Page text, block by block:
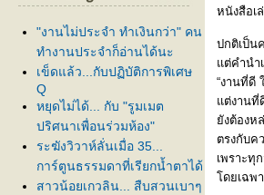
"งานไม่ประจำ ทำเงินกว่า" คน
ทำงานประจำก็อ่านได้นะ
เข็ดแล้ว...กับปฏิบัติการพิเศษ
Q
หยุดไม่ได้... กับ "รูมเมต
ปริศนาเพื่อนร่วมห้อง"
ระฆังวิวาห์ลั่นเมื่อ 35...
การ์ตูนธรรมดาที่เรียกน้ำตาได้
สาวน้อยเกวลิน... สืบสวนเบาๆ
หนังสือเ
ปกติเป็น
ต่คำนำเ
“งานที่ดี
ต่งานที่ดี
งต้องหล่
ตรงกับค
เพราะทุ
ดยเฉพา